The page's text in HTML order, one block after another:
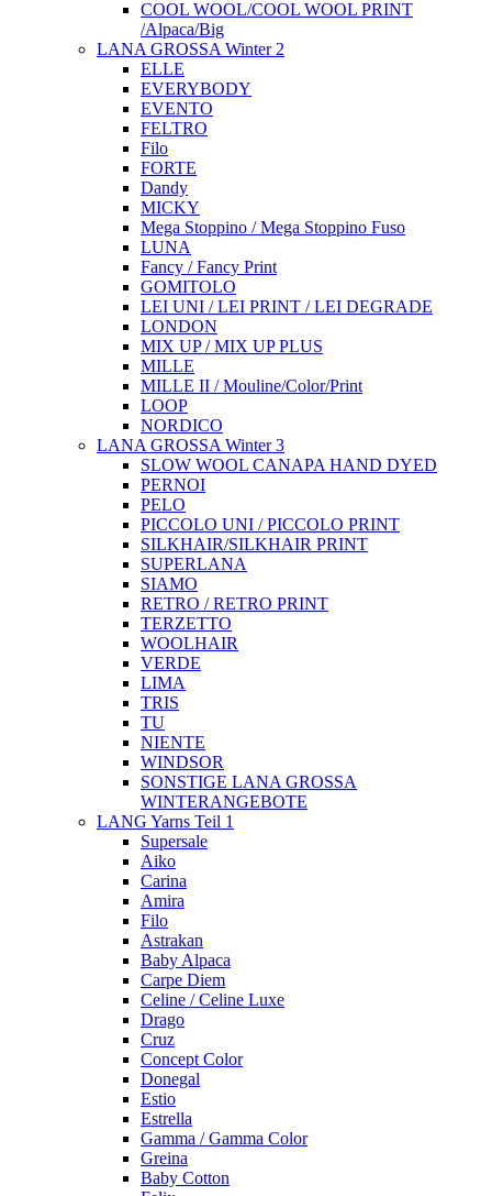
COOL WOOL/COOL WOOL PRINT
/Alpaca/Big
LANA GROSSA Winter 2
ELLE
EVERYBODY
EVENTO
FELTRO
Filo
FORTE
Dandy
MICKY
Mega Stoppino / Mega Stoppino Fuso
LUNA
Fancy / Fancy Print
GOMITOLO
LEI UNI / LEI PRINT / LEI DEGRADE
LONDON
MIX UP / MIX UP PLUS
MILLE
MILLE II / Mouline/Color/Print
LOOP
NORDICO
LANA GROSSA Winter 3
SLOW WOOL CANAPA HAND DYED
PERNOI
PELO
PICCOLO UNI / PICCOLO PRINT
SILKHAIR/SILKHAIR PRINT
SUPERLANA
SIAMO
RETRO / RETRO PRINT
TERZETTO
WOOLHAIR
VERDE
LIMA
TRIS
TU
NIENTE
WINDSOR
SONSTIGE LANA GROSSA
WINTERANGEBOTE
LANG Yarns Teil 1
Supersale
Aiko
Carina
Amira
Filo
Astrakan
Baby Alpaca
Carpe Diem
Celine / Celine Luxe
Drago
Cruz
Concept Color
Donegal
Estio
Estrella
Gamma / Gamma Color
Greina
Baby Cotton